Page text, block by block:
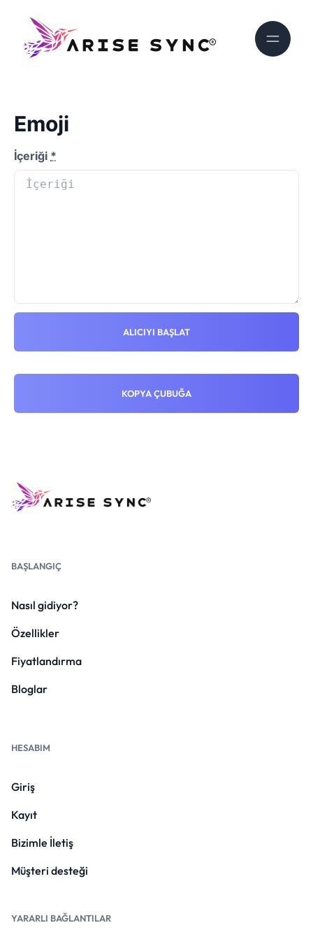
Emoji
İçeriği *
ALICIYI BAŞLAT
KOPYA ÇUBUĞA
BAŞLANGIÇ
Nasıl gidiyor?
Özellikler
Fiyatlandırma
Bloglar
HESABIM
Giriş
Kayıt
Bizimle İletiş
Müşteri desteği
YARARLI BAĞLANTILAR